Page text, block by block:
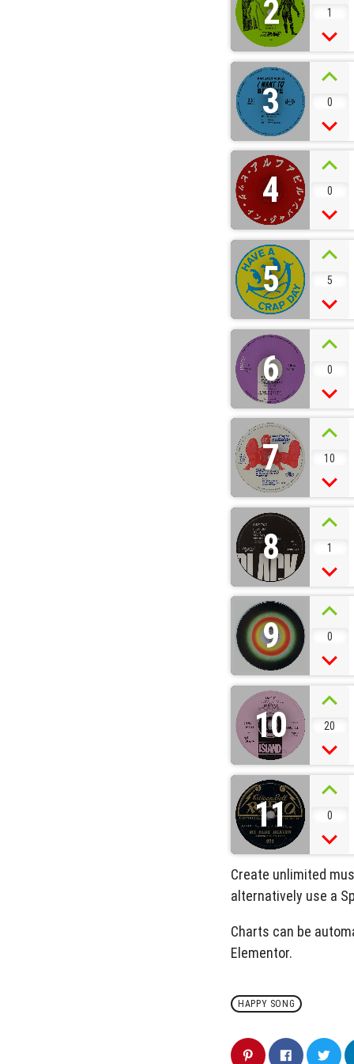
2 1
3 0
4 0
5 5
6 0
7 10
8 1
9 0
10 20
11 0
Create unlimited
alternatively use a
Charts can be
Elementor.
HAPPY SONG